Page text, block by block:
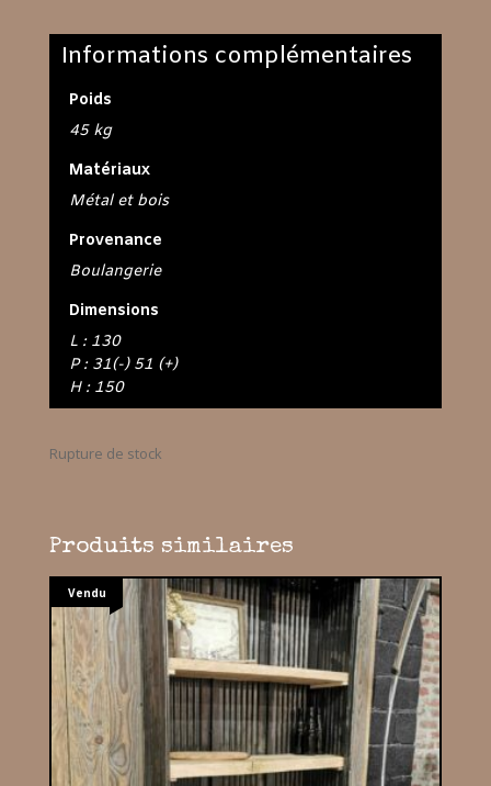
Informations complémentaires
Poids
45 kg
Matériaux
Métal et bois
Provenance
Boulangerie
Dimensions
L : 130
P : 31(-) 51 (+)
H : 150
Rupture de stock
Produits similaires
Vendu